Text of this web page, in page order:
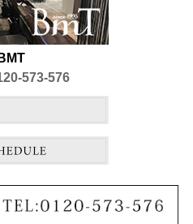
BMT
573-576